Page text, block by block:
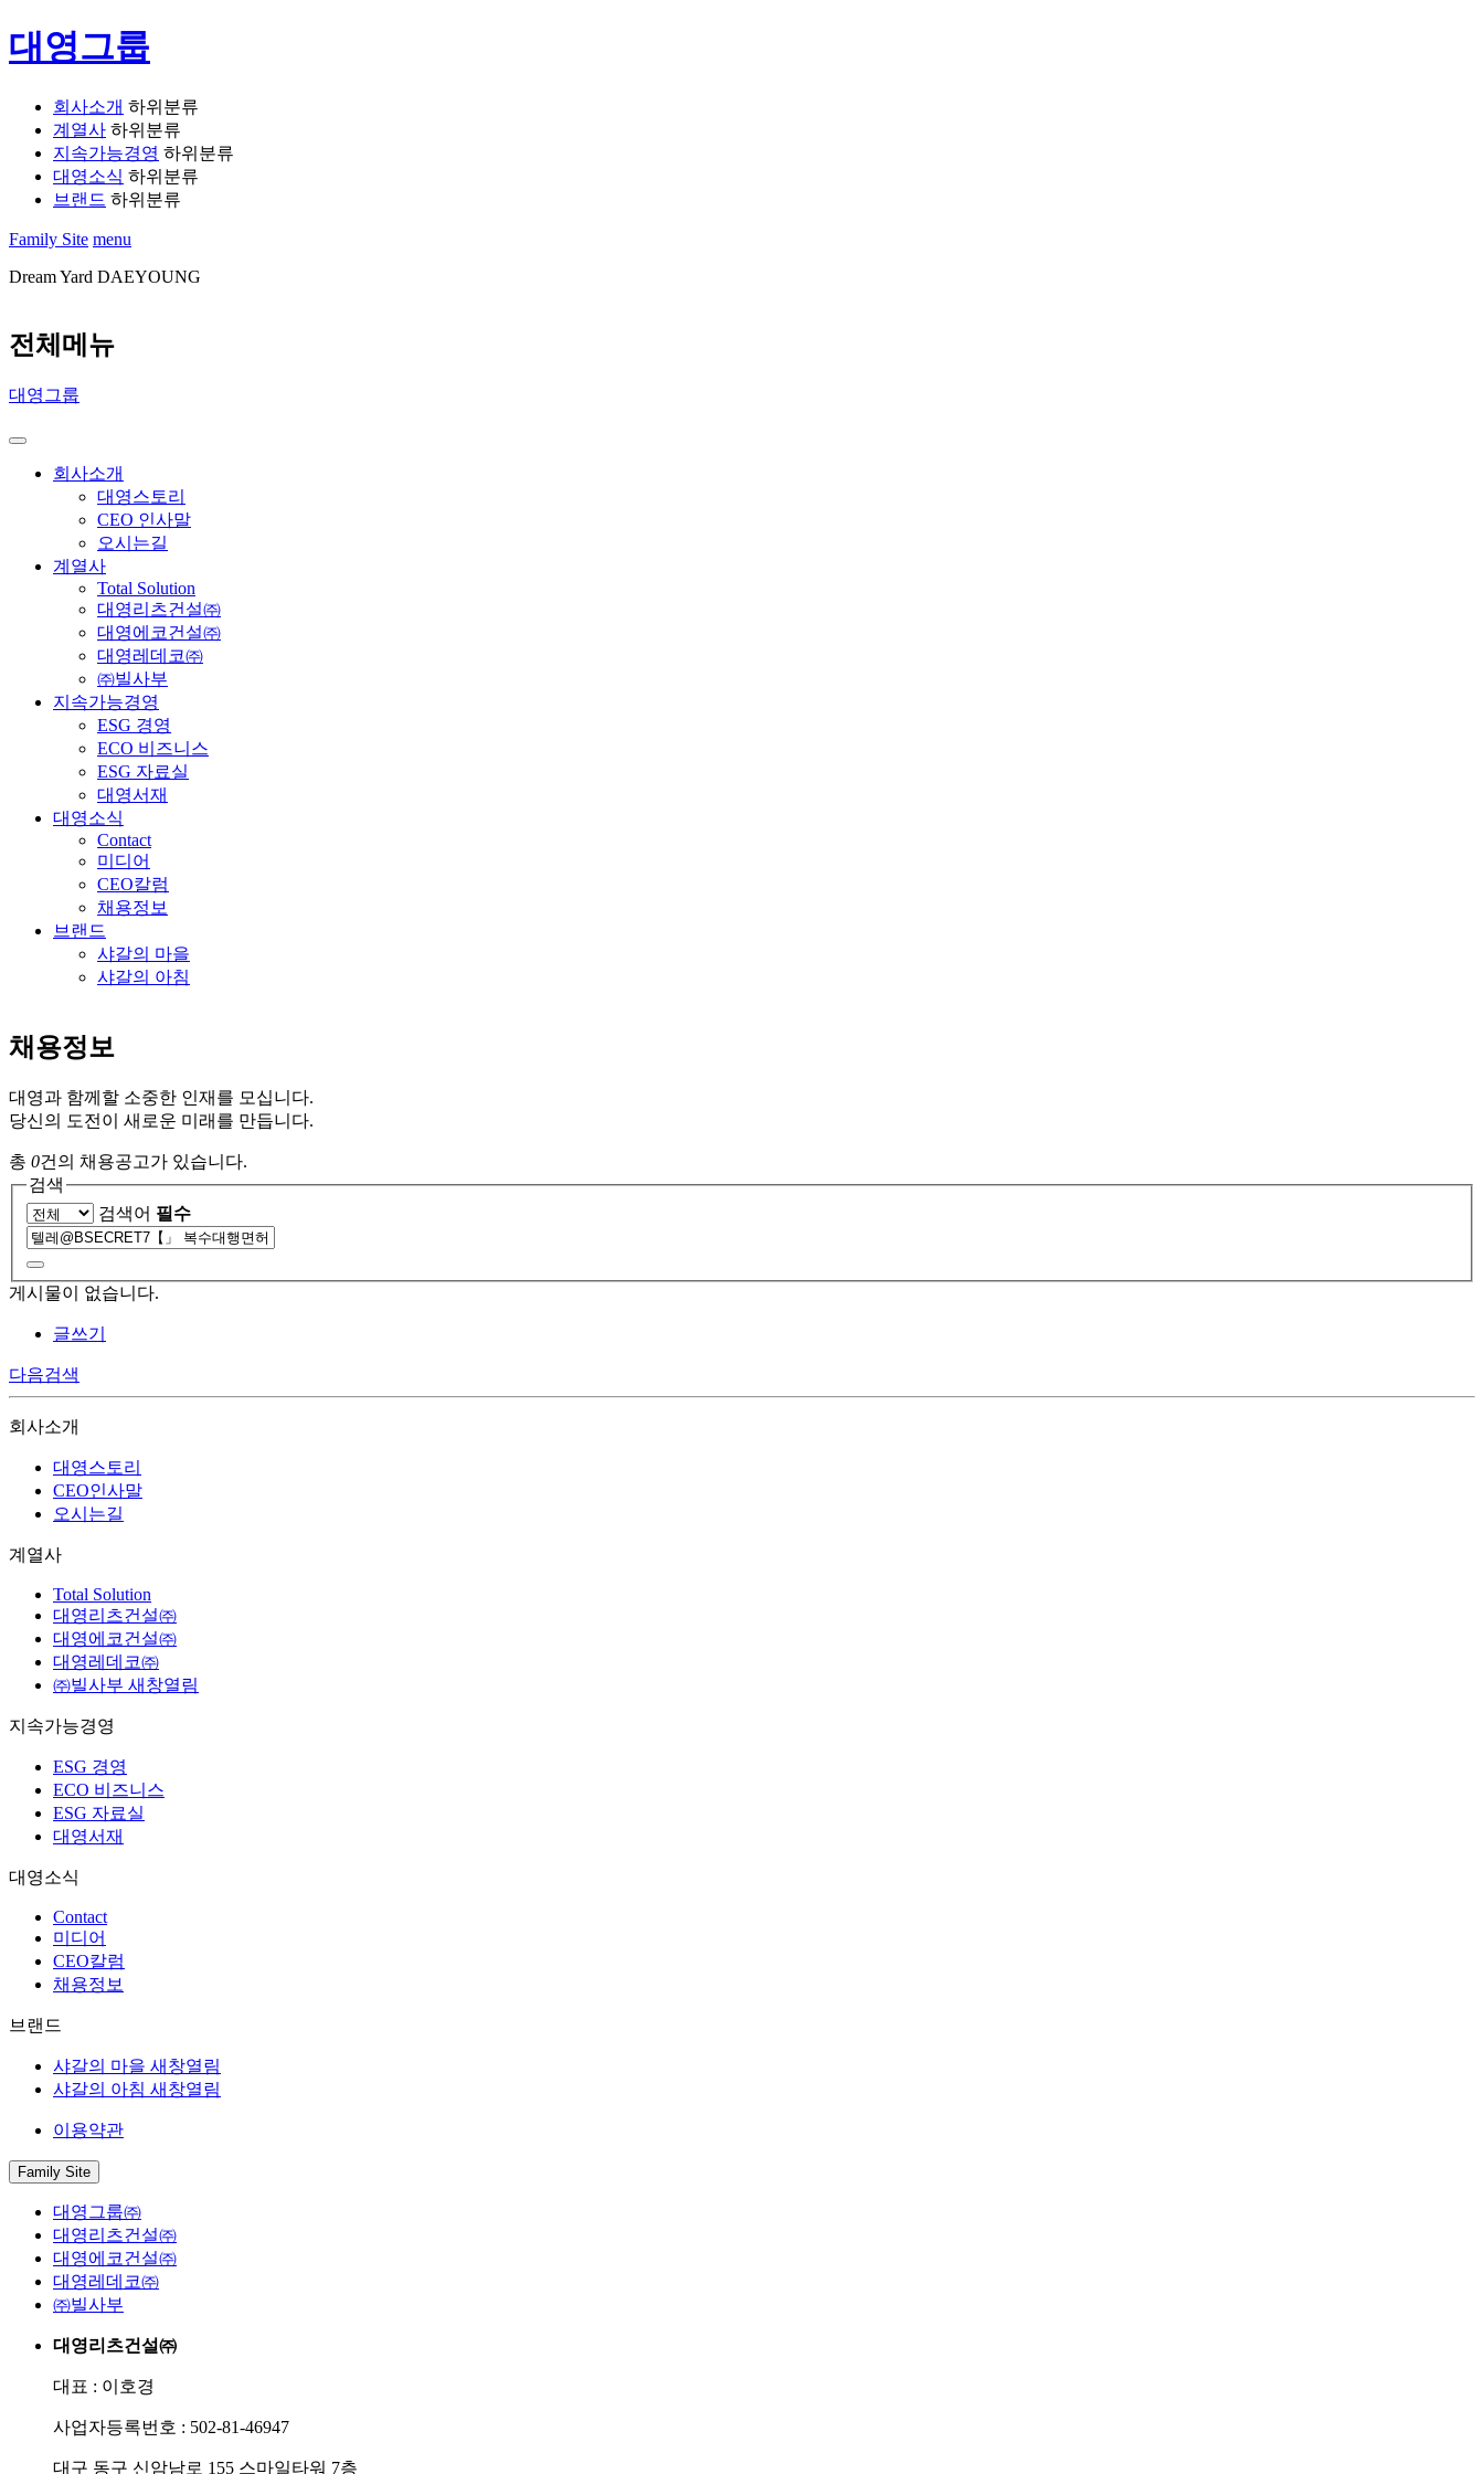
대영그룹
회사소개 하위분류
계열사 하위분류
지속가능경영 하위분류
대영소식 하위분류
브랜드 하위분류
Family Site menu
Dream Yard DAEYOUNG
전체메뉴
대영그룹
회사소개
대영스토리
CEO 인사말
오시는길
계열사
Total Solution
대영리츠건설㈜
대영에코건설㈜
대영레데코㈜
㈜빌사부
지속가능경영
ESG 경영
ECO 비즈니스
ESG 자료실
대영서재
대영소식
Contact
미디어
CEO칼럼
채용정보
브랜드
샤갈의 마을
샤갈의 아침
채용정보
대영과 함께할 소중한 인재를 모십니다.
당신의 도전이 새로운 미래를 만듭니다.
총 0건의 채용공고가 있습니다.
검색
검색어 필수
게시물이 없습니다.
글쓰기
다음검색
회사소개
대영스토리
CEO인사말
오시는길
계열사
Total Solution
대영리츠건설㈜
대영에코건설㈜
대영레데코㈜
㈜빌사부 새창열림
지속가능경영
ESG 경영
ECO 비즈니스
ESG 자료실
대영서재
대영소식
Contact
미디어
CEO칼럼
채용정보
브랜드
샤갈의 마을 새창열림
샤갈의 아침 새창열림
이용약관
Family Site
대영그룹㈜
대영리츠건설㈜
대영에코건설㈜
대영레데코㈜
㈜빌사부
대영리츠건설㈜
대표 : 이호경
사업자등록번호 : 502-81-46947
대구 동구 신암남로 155 스마일타워 7층